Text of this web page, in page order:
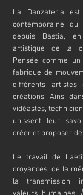
La Danzateria
contemporaine
depuis Bastia,
artistique de la
Pensée comme
fabrique de
différents
créations. Ainsi
vidéastes,
unissent leur
créer et proposer
Le travail de
croyances, de la
la transmission